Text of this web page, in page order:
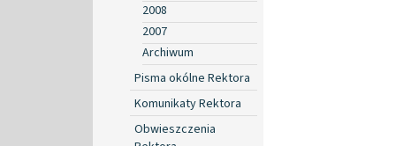
2008
2007
Archiwum
Pisma okólne Rektora
Komunikaty Rektora
Obwieszczenia